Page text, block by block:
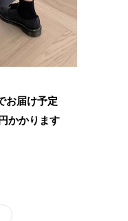
お届け予定
円かかります